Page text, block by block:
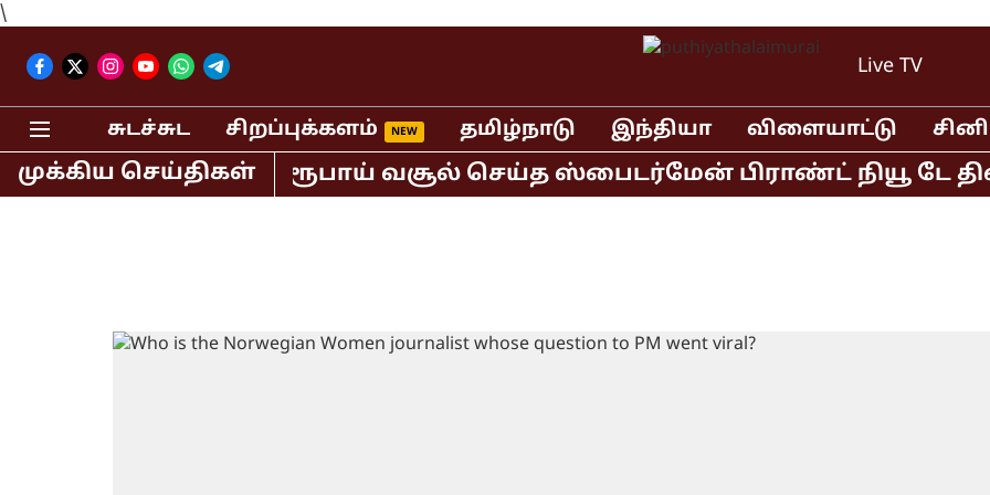
\
Live TV
சுடச்சுட சிறப்புக்களம் தமிழ்நாடு இந்தியா விளையாட்டு
முக்கிய செய்திகள்
மட்டும் 400 கோடி ரூபாய் வசூல் செய்த ஸ்பைடர்மேன் பிராண்ட் நியூ டே